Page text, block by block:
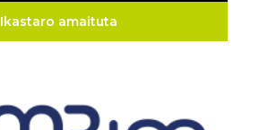
Ikastaro amaituta